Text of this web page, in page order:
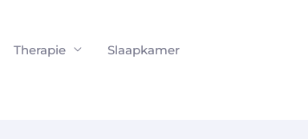
Therapie
Slaapkamer